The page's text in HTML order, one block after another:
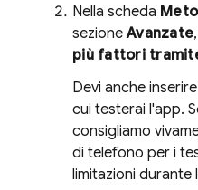
Nella scheda
sezioneAvanzate
più fattori
Devi anche
cui testerai l'app.
consigliamo
di telefono per i
limitazioni durante